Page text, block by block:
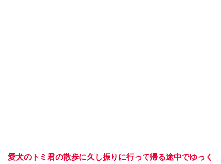
愛犬のトミ君の散歩に久し振りに行って帰る途中でゆっく